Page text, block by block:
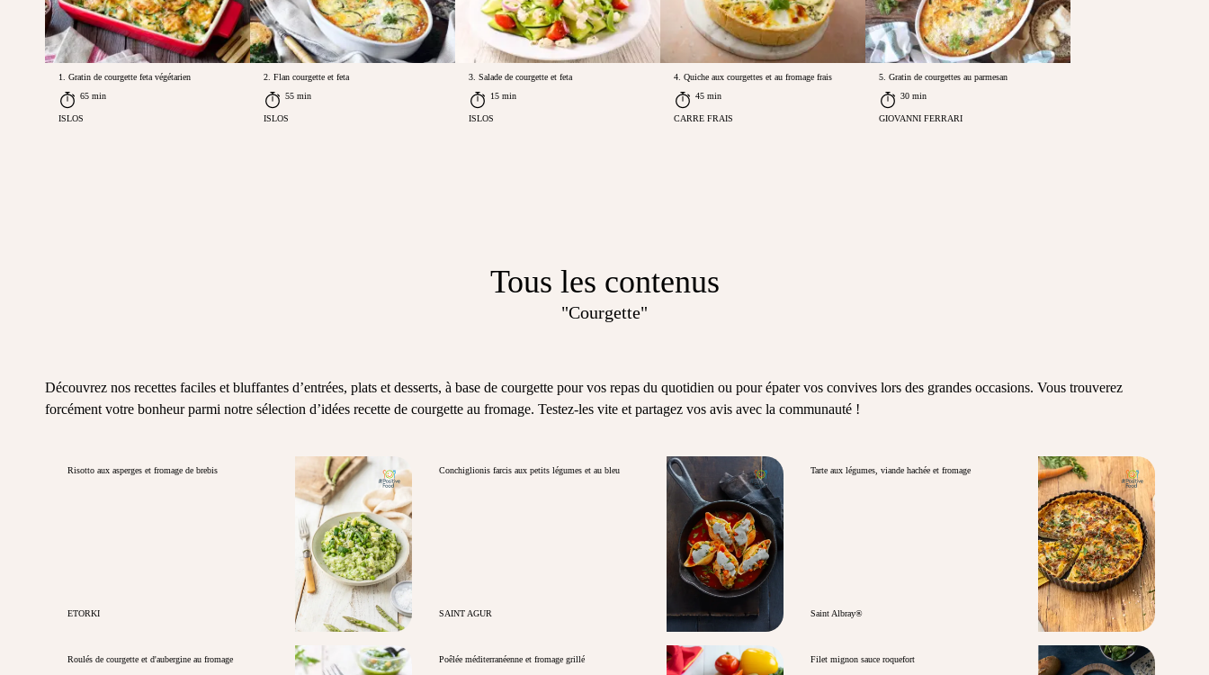
1. Gratin de courgette feta végétarien
65 min
ISLOS
2. Flan courgette et feta
55 min
ISLOS
3. Salade de courgette et feta
15 min
ISLOS
4. Quiche aux courgettes et au fromage frais
45 min
CARRE FRAIS
5. Gratin de courgettes au parmesan
30 min
GIOVANNI FERRARI
Tous les contenus
"Courgette"
Découvrez nos recettes faciles et bluffantes d’entrées, plats et desserts, à base de courgette pour vos repas du quotidien ou pour épater vos convives lors des grandes occasions. Vous trouverez
forcément votre bonheur parmi notre sélection d’idées recette de courgette au fromage. Testez-les vite et partagez vos avis avec la communauté !
Risotto aux asperges et fromage de brebis
ETORKI
Conchiglionis farcis aux petits légumes et au bleu
SAINT AGUR
Tarte aux légumes, viande hachée et fromage
Saint Albray®
Roulés de courgette et d'aubergine au fromage Poêlée méditerranéenne et fromage grillé Filet mignon sauce roquefort